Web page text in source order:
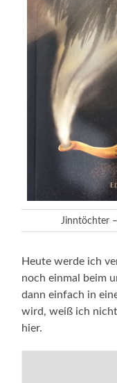
Jinntöchter
Heute werde ich
noch einmal beim
dann einfach in
wird, weiß ich
hier.